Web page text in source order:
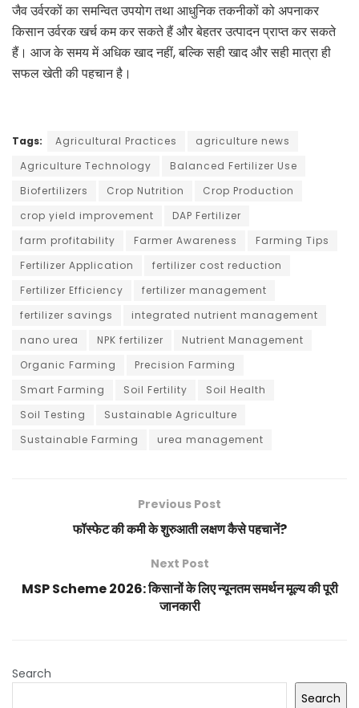
जैव उर्वरकों का समन्वित उपयोग तथा आधुनिक तकनीकों को अपनाकर
किसान उर्वरक खर्च कम कर सकते हैं और बेहतर उत्पादन प्राप्त कर सकते
हैं। आज के समय में अधिक खाद नहीं, बल्कि सही खाद और सही मात्रा ही
सफल खेती की पहचान है।
Tags: Agricultural Practices
agriculture news
Agriculture Technology
Balanced Fertilizer Use
Biofertilizers
Crop Nutrition
Crop Production
crop yield improvement
DAP Fertilizer
farm profitability
Farmer Awareness
Farming Tips
Fertilizer Application
fertilizer cost reduction
Fertilizer Efficiency
fertilizer management
fertilizer savings
integrated nutrient management
nano urea
NPK fertilizer
Nutrient Management
Organic Farming
Precision Farming
Smart Farming
Soil Fertility
Soil Health
Soil Testing
Sustainable Agriculture
Sustainable Farming
urea management
Previous Post
फॉस्फेट की कमी के शुरुआती लक्षण कैसे पहचानें?
Next Post
MSP Scheme 2026: किसानों के लिए न्यूनतम समर्थन मूल्य की पूरी
जानकारी
Search
Search